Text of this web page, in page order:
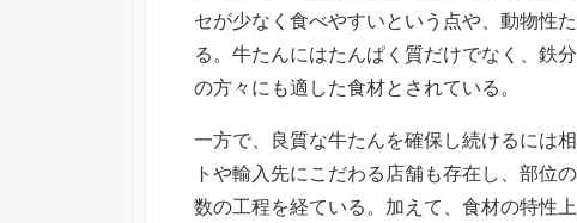
セが少なく食べやすいという点や、動物性
る。牛たんにはたんぱく質だけでなく、鉄
の方々にも適した食材とされている。
一方で、良質な牛たんを確保し続けるには
トや輸入先にこだわる店舗も存在し、部位
数の工程を経ている。加えて、食材の特性